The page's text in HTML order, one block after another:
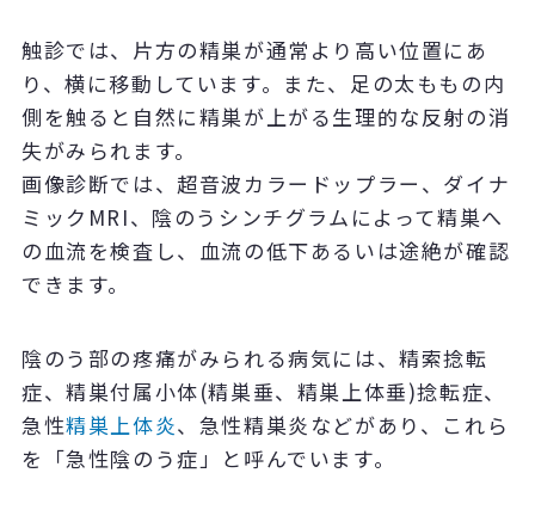
触診では、片方の精巣が通常より高い位置にあ
り、横に移動しています。また、足の太ももの内
側を触ると自然に精巣が上がる生理的な反射の消
失がみられます。
画像診断では、超音波カラードップラー、ダイナ
ミックMRI、陰のうシンチグラムによって精巣へ
の血流を検査し、血流の低下あるいは途絶が確認
できます。
陰のう部の疼痛がみられる病気には、精索捻転
症、精巣付属小体(精巣垂、精巣上体垂)捻転症、
急性精巣上体炎、急性精巣炎などがあり、これら
を「急性陰のう症」と呼んでいます。